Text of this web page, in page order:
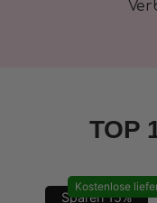
TOP
Sparen15%
Kostenlose